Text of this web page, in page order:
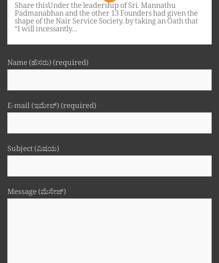
Share thisUnder the leadership of Sri. Mannathu
Padmanabhan and the other 13 Founders had given the
shape of the Nair Service Society. by taking an Oath that
“I will incessantly…
Name (ಹೆಸರು) (required)
E-mail (ಇಮೇಲ್) (required)
Subject (ವಿಷಯ)
Message (ಮೆಸೇಜ್)